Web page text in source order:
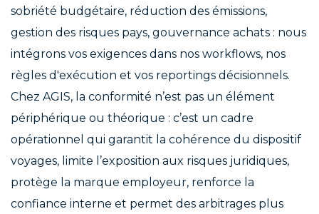
sobriété budgétaire, réduction des émissions,
gestion des risques pays, gouvernance achats : nous
intégrons vos exigences dans nos workflows, nos
règles d'exécution et vos reportings décisionnels.
Chez AGIS, la conformité n’est pas un élément
périphérique ou théorique : c’est un cadre
opérationnel qui garantit la cohérence du dispositif
voyages, limite l’exposition aux risques juridiques,
protège la marque employeur, renforce la
confiance interne et permet des arbitrages plus